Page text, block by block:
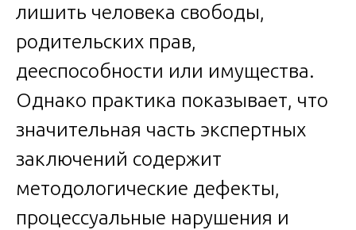
лишить человека свободы,
родительских прав,
дееспособности или имущества.
Однако практика показывает, что
значительная часть экспертных
заключений содержит
методологические дефекты,
процессуальные нарушения и